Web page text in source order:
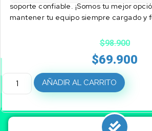
soporte confiable. ¡Somos tu mejor
mantener tu equipo siempre cargado y
$98.900
$69.900
AÑADIR AL CARRITO